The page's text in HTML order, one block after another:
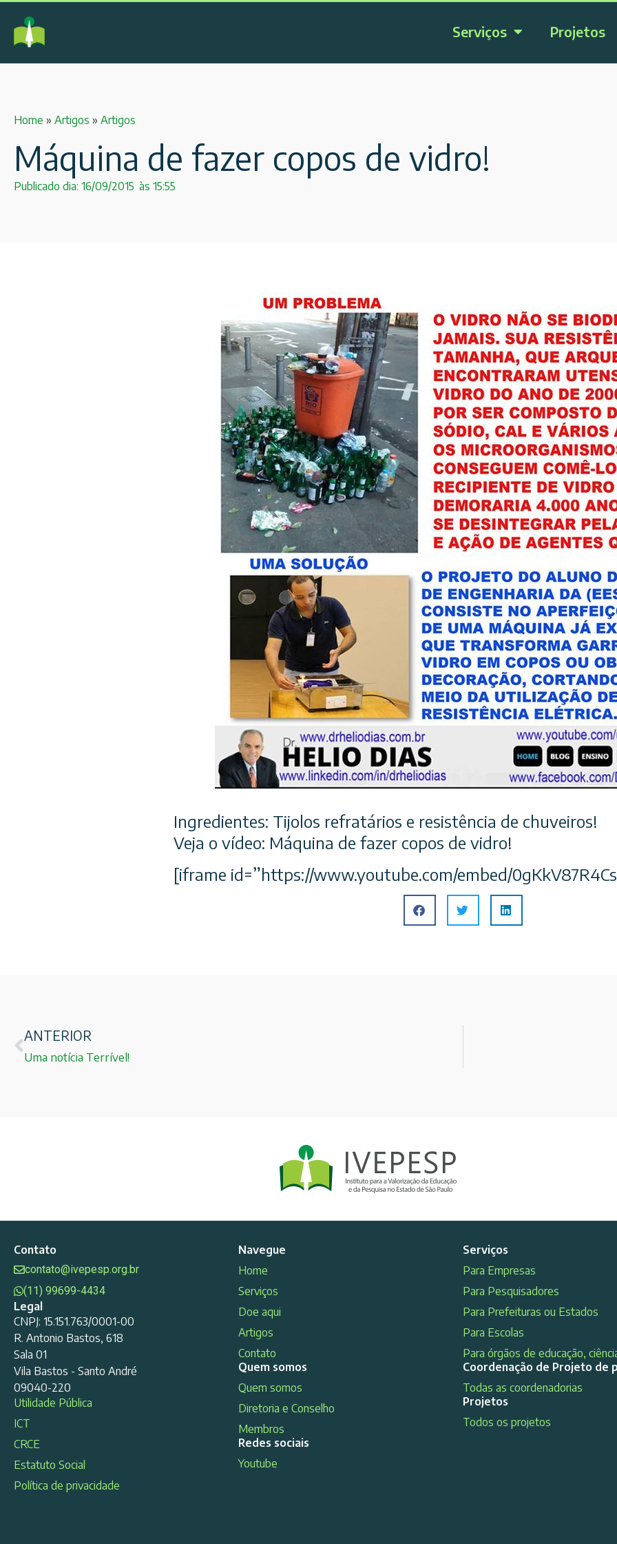
Serviços Projetos
Home » Artigos » Artigos
Máquina de fazer copos de vidro!
Publicado dia: 16/09/2015 às 15:55
Ingredientes: Tijolos refratários e resistência de chuveiros!
Veja o vídeo: Máquina de fazer copos de vidro!
[iframe id=”https://www.youtube.com/embed/
ANTERIOR
Uma notícia Terrível!
Contato
contato@ivepesp.org.br
(11) 99699-4434
Legal
CNPJ: 15.151.763/0001-00
R. Antonio Bastos, 618
Sala 01
Vila Bastos - Santo André
09040-220
Utilidade Pública
ICT
CRCE
Estatuto Social
Política de privacidade
Navegue
Home
Serviços
Doe aqui
Artigos
Contato
Quem somos
Quem somos
Diretoria e Conselho
Membros
Redes sociais
Youtube
Serviços
Para Empresas
Para Pesquisadores
Para Prefeituras ou Estados
Para Escolas
Para órgãos de educação,
Coordenação de Projeto de
Todas as coordenadorias
Projetos
Todos os projetos